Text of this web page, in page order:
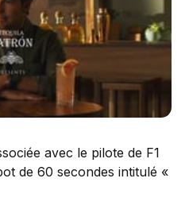
avec le pilote de F1
de 60 secondes intitulé «